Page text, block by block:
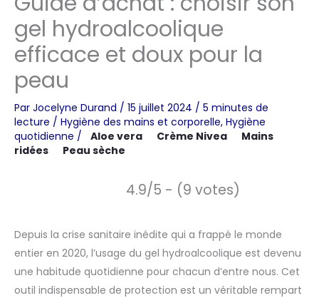
gel hydroalcoolique
efficace et doux pour la
peau
Par Jocelyne Durand / 15 juillet 2024 / 5 minutes de
lecture / Hygiène des mains et corporelle, Hygiène
quotidienne / Aloe vera Crème Nivea
Mains
ridées
Peau sèche
4.9/5 - (9 votes)
Depuis la crise sanitaire inédite qui a frappé le monde
entier en 2020, l’usage du gel hydroalcoolique est devenu
une habitude quotidienne pour chacun d’entre nous. Cet
outil indispensable de protection est un véritable rempart